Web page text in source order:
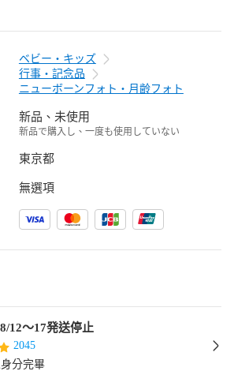
ベビー・キッズ
行事・記念品
ニューボーンフォト・月齢フォト
新品、未使用
新品で購入し、一度も使用していない
東京都
無選項
12〜17発送停止
2045
分完畢